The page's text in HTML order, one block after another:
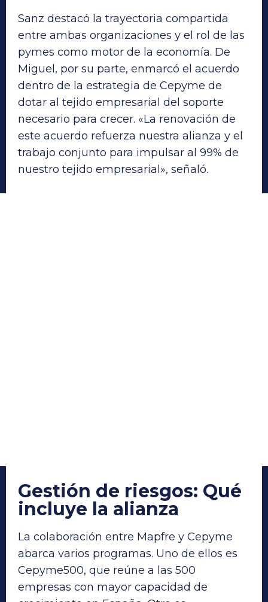
Sanz destacó la trayectoria compartida
entre ambas organizaciones y el rol de las
pymes como motor de la economía. De
Miguel, por su parte, enmarcó el acuerdo
dentro de la estrategia de Cepyme de
dotar al tejido empresarial del soporte
necesario para crecer. «La renovación de
este acuerdo refuerza nuestra alianza y el
trabajo conjunto para impulsar al 99% de
nuestro tejido empresarial», señaló.
Gestión de riesgos: Qué
incluye la alianza
La colaboración entre Mapfre y Cepyme
abarca varios programas. Uno de ellos es
Cepyme500, que reúne a las 500
empresas con mayor capacidad de